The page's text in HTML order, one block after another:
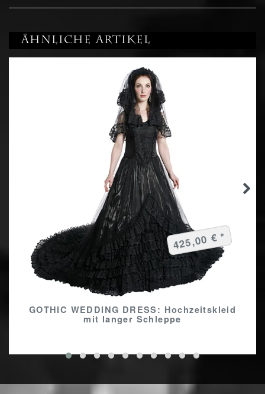
Ähnliche Artikel
GOTHIC WEDDING DRESS: Hochzeitskleid
mit langer Schleppe
425,00 € *